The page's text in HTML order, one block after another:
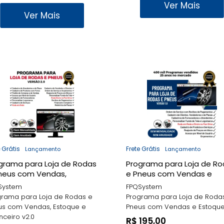
Ver Mais
Ver Mais
Grátis Lançamento
para Loja de Rodas
com Vendas,
e Financeiro v2.0
para Loja de Rodas e
com Vendas, Estoque e
v2.0
Frete Grátis Lançamento
Programa para Loja de
e Pneus com Vendas e
Estoque v1.0
FPQSystem
Programa para Loja de
Pneus com Vendas e Estoque
R$ 195,00